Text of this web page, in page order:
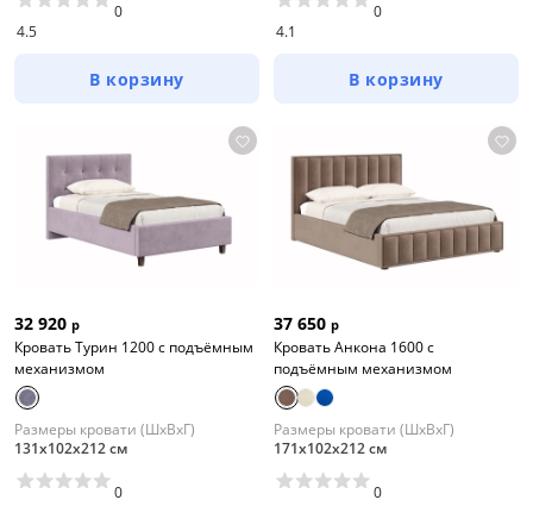
4.5
0
В корзину
4.1
0
В корзину
32 920 р
Кровать Турин 1200 с подъёмным
механизмом
Размеры кровати (ШхВхГ)
131х102х212 см
0
37 650 р
Кровать Анкона 1600 с
подъёмным механизмом
Размеры кровати (ШхВхГ)
171х102х212 см
0